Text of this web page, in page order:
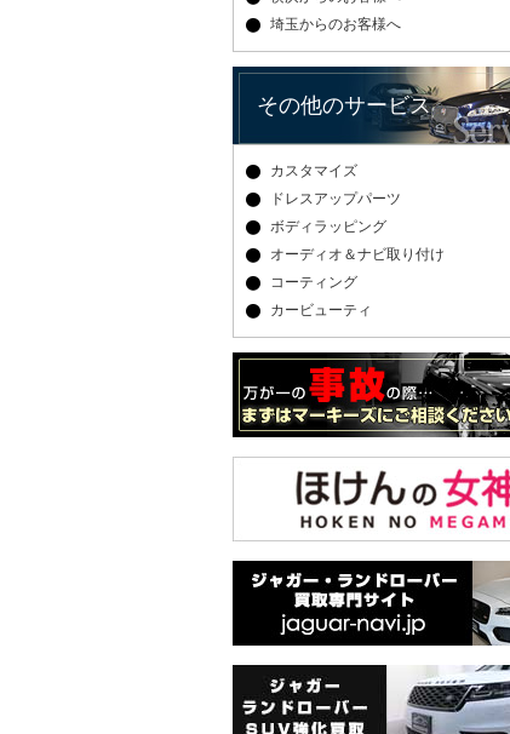
埼玉からのお客様へ
その他のサービス
カスタマイズ
ドレスアップパーツ
ボディラッピング
オーディオ＆ナビ取り付け
コーティング
カービューティ